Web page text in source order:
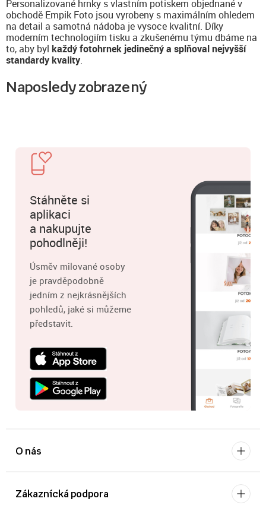
Personalizované hrnky s vlastním potiskem objednané v
obchodě Empik Foto jsou vyrobeny s maximálním ohledem
na detail a samotná nádoba je vysoce kvalitní. Díky
moderním technologiím tisku a zkušenému týmu dbáme na
to, aby byl každý fotohrnek jedinečný a splňoval nejvyšší
standardy kvality.
Naposledy zobrazený
Stáhněte si
aplikaci
a nakupujte
pohodlněji!
Úsměv milované osoby
je pravděpodobně
jedním z nejkrásnějších
pohledů, jaké si můžeme
představit.
O nás
Zákaznícká podpora